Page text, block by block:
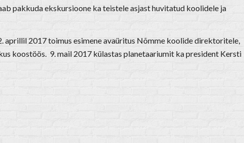
pakkuda ekskursioone ka teistele asjast huvitatud koolidele ja
aprillil 2017 toimus esimene avaüritus Nõmme koolide direktoritele,
koostöös. 9. mail 2017 külastas planetaariumit ka president Kersti